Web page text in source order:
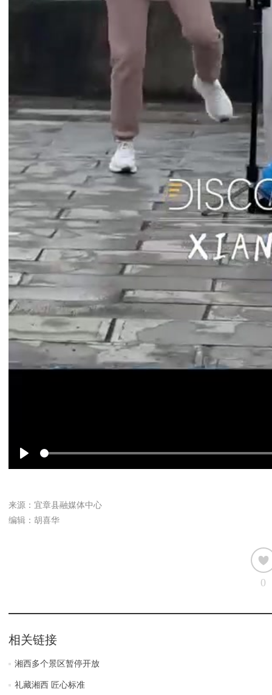
Play
来源：宜章县融媒体中心
编辑：胡喜华
0
相关链接
湘西多个景区暂停开放
礼藏湘西 匠心标准